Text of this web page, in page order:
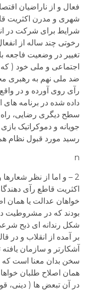
فعال و از ناراضیان
شهری و مدرن اکثریت
شرایط برای شرکت در
رخوتی چند ساله از
تغییر در وضعیت
اجتماعی و ملی خود (
ضد ملی نهم به رهبری
رآی روی آورده و در
داده شده در برنامه
سطح دیگری رضایی، راه
جویانه و دموکراتیک
رسید مورد قبول نظام
n
2 – و اما از نظر
اکثریت قاطع رآی
خواهان عدالت یا همان
بودند که در مشروطیت
شکل رندانه ای ذبح
بر آمده از انقلاب و در
آشکارتر و سازمان یافته
سخن بدان معنا است که
همان اصلاح طلبان
در آن تبعض ها ( دینی،